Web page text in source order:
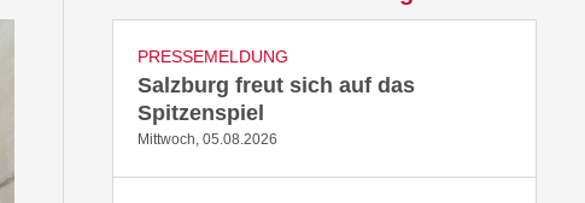
PRESSEMELDUNG
Salzburg freut sich auf das
Spitzenspiel
Mittwoch, 05.08.2026